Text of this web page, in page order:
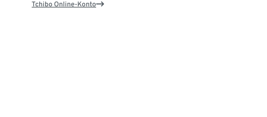
Tchibo Online-Konto